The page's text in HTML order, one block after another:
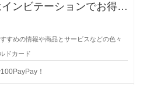
ンビテーションでお得に
、種類が多
すめの情報や商品とサービスなどの色々
ドカード
！